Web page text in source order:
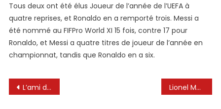
Tous deux ont été élus Joueur de l’année de l’UEFA à
quatre reprises, et Ronaldo en a remporté trois. Messi a
été nommé au FIFPro World XI 15 fois, contre 17 pour
Ronaldo, et Messi a quatre titres de joueur de l’année en
championnat, tandis que Ronaldo en a six.
Navigation
L’ami de Lionel Messi révèle que la star de l’Inter Miami pourrait revenir à Barcelone Lionel Messi à Lima : l’histoire du match amical le plus cher de tous les temps | Pelé | Diego Armando Maradona | notfds | SPORTS-TOTAL